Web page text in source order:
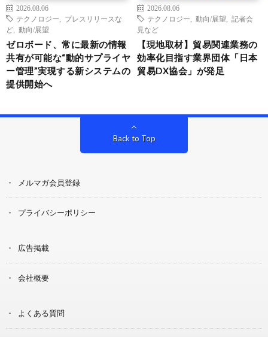
2026.08.06
テクノロジー
プレスリリースな
ど
動向/展望
ゼロボード、常に最新の情報
共有が可能な“動的サプライヤ
ー管理”実現する新システムの
提供開始へ
2026.08.06
テクノロジー
動向/展望
記者会
見など
【現地取材】貿易関連業務の
効率化目指す業界団体「日本
貿易DX協会」が発足
Back to Top
メルマガ会員登録
プライバシーポリシー
広告掲載
会社概要
よくある質問